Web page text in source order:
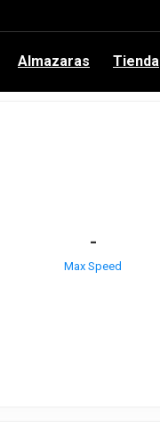
Almazaras Tienda
-
Max Speed